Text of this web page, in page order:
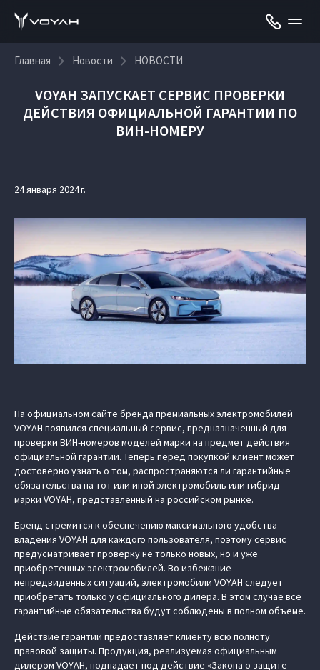
Главная Новости НОВОСТИ
VOYAH ЗАПУСКАЕТ СЕРВИС ПРОВЕРКИ
ДЕЙСТВИЯ ОФИЦИАЛЬНОЙ ГАРАНТИИ ПО
ВИН-НОМЕРУ
24 января 2024 г.
На официальном сайте бренда премиальных электромобилей
VOYAH появился специальный сервис, предназначенный для
проверки ВИН-номеров моделей марки на предмет действия
официальной гарантии. Теперь перед покупкой клиент может
достоверно узнать о том, распространяются ли гарантийные
обязательства на тот или иной электромобиль или гибрид
марки VOYAH, представленный на российском рынке.
Бренд стремится к обеспечению максимального удобства
владения VOYAH для каждого пользователя, поэтому сервис
предусматривает проверку не только новых, но и уже
приобретенных электромобилей. Во избежание
непредвиденных ситуаций, электромобили VOYAH следует
приобретать только у официального дилера. В этом случае все
гарантийные обязательства будут соблюдены в полном объеме.
Действие гарантии предоставляет клиенту всю полноту
правовой защиты. Продукция, реализуемая официальным
дилером VOYAH, подпадает под действие «Закона о защите